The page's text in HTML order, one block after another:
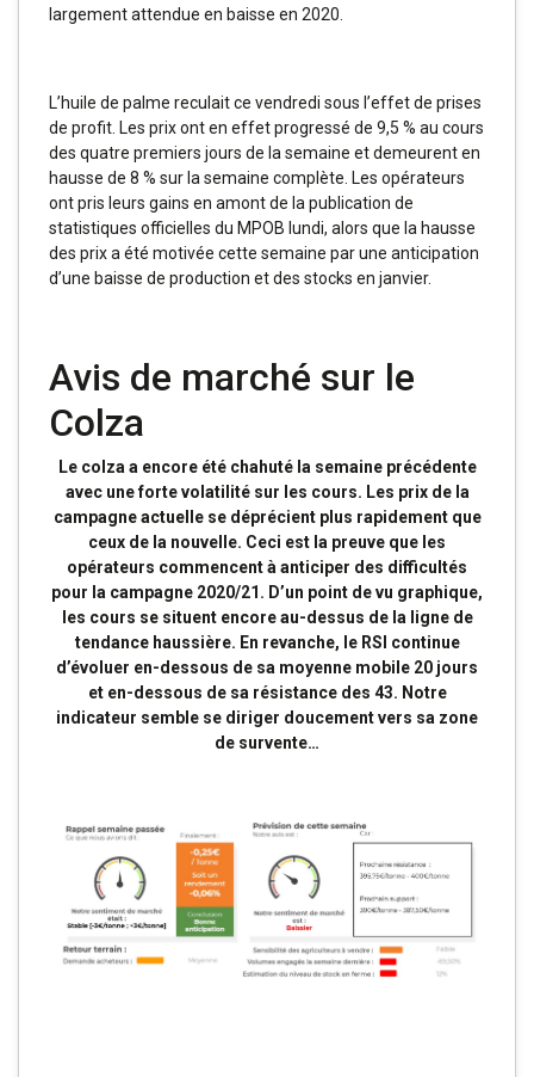
largement attendue en baisse en 2020.
L’huile de palme reculait ce vendredi sous l’effet de prises
de profit. Les prix ont en effet progressé de 9,5 % au cours
des quatre premiers jours de la semaine et demeurent en
hausse de 8 % sur la semaine complète. Les opérateurs
ont pris leurs gains en amont de la publication de
statistiques officielles du MPOB lundi, alors que la hausse
des prix a été motivée cette semaine par une anticipation
d’une baisse de production et des stocks en janvier.
Avis de marché sur le
Colza
Le colza a encore été chahuté la semaine précédente
avec une forte volatilité sur les cours. Les prix de la
campagne actuelle se déprécient plus rapidement que
ceux de la nouvelle. Ceci est la preuve que les
opérateurs commencent à anticiper des difficultés
pour la campagne 2020/21. D’un point de vu graphique,
les cours se situent encore au-dessus de la ligne de
tendance haussière. En revanche, le RSI continue
d’évoluer en-dessous de sa moyenne mobile 20 jours
et en-dessous de sa résistance des 43. Notre
indicateur semble se diriger doucement vers sa zone
de survente…